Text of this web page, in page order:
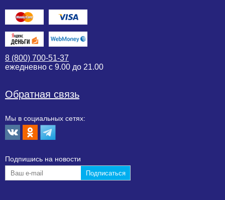
8 (800) 700-51-37
ежедневно с 9.00 до 21.00
Обратная связь
Мы в социальных сетях:
Подпишиcь на новости